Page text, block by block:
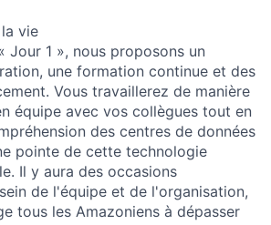
vie
Jour 1 », nous proposons un
une formation continue et des
Vous travaillerez de manière
équipe avec vos collègues tout en
des centres de données
pointe de cette technologie
Il y aura des occasions
de l'équipe et de l'organisation,
tous les Amazoniens à dépasser